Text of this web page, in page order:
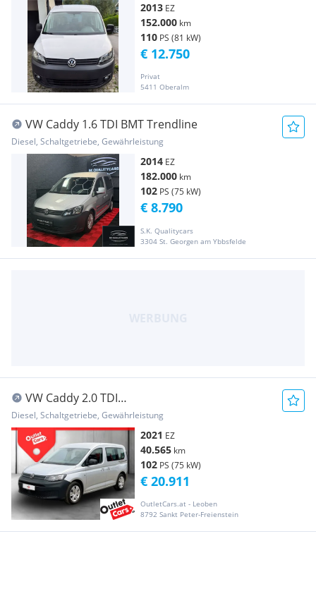
2013 EZ
152.000 km
110 PS (81 kW)
Privat
5411 Oberalm
€ 12.750
VW Caddy 1.6 TDI BMT Trendline
Diesel, Schaltgetriebe, Gewährleistung
2014 EZ
182.000 km
102 PS (75 kW)
S.K. Qualitycars
3304 St. Georgen am Ybbsfelde
€ 8.790
VW Caddy 2.0 TDI
LED+NAVI+RADAR+PDC+SHZ+MEGAPREIS
Diesel, Schaltgetriebe, Gewährleistung
2021 EZ
40.565 km
102 PS (75 kW)
OutletCars.at - Leoben
8792 Sankt Peter-Freienstein
€ 20.911